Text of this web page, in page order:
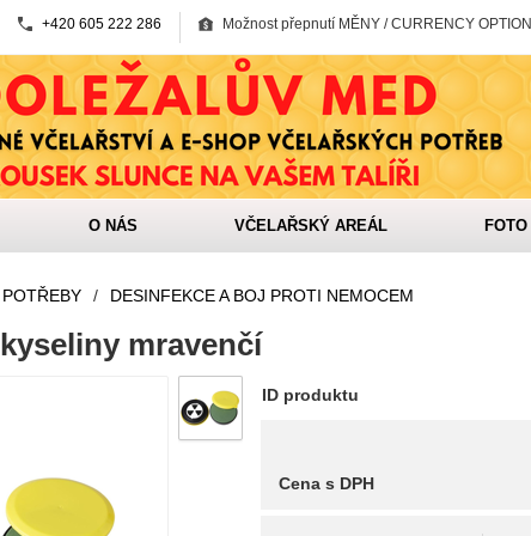
+420 605 222 286 Možnost přepnutí MĚNY / CURRENCY OPTION
O NÁS VČELAŘSKÝ AREÁL FOTO
/ DESINFEKCE A BOJ PROTI NEMOCEM
mravenčí
ID produktu
Cena s DPH